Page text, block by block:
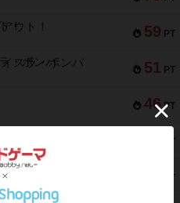
59 PT
ウト！
51 PT
スラ・ボンバ
46 PT
PT
PT